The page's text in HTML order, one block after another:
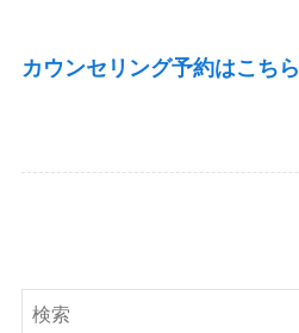
カウンセリング予約はこちら